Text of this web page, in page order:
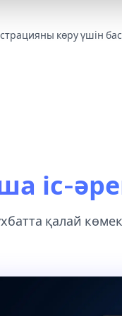
көру үшін
іс-
қалай